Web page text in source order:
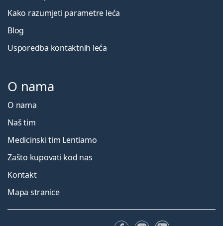
Kako razumjeti parametre leća
Blog
Usporedba kontaktnih leća
O nama
O nama
Naš tim
Medicinski tim Lentiamo
Zašto kupovati kod nas
Kontakt
Mapa stranice